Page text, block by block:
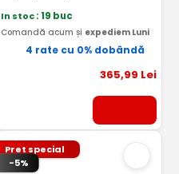
In stoc: 19 buc
Comandă acum și expediem Luni
4 rate cu 0% dobândă
365,99 Lei
Pret special
-5%